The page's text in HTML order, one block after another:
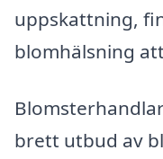
uppskattning,
blomhälsning
brett utbud av